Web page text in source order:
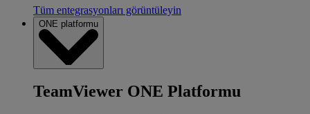
Tüm entegrasyonları görüntüleyin
ONE platformu
TeamViewer ONE Platformu